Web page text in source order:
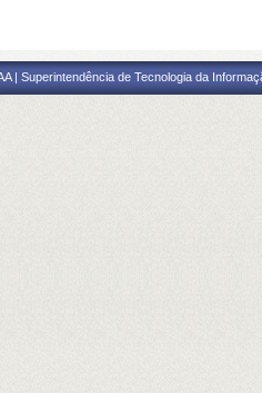
| Superintendência de Tecnologia da